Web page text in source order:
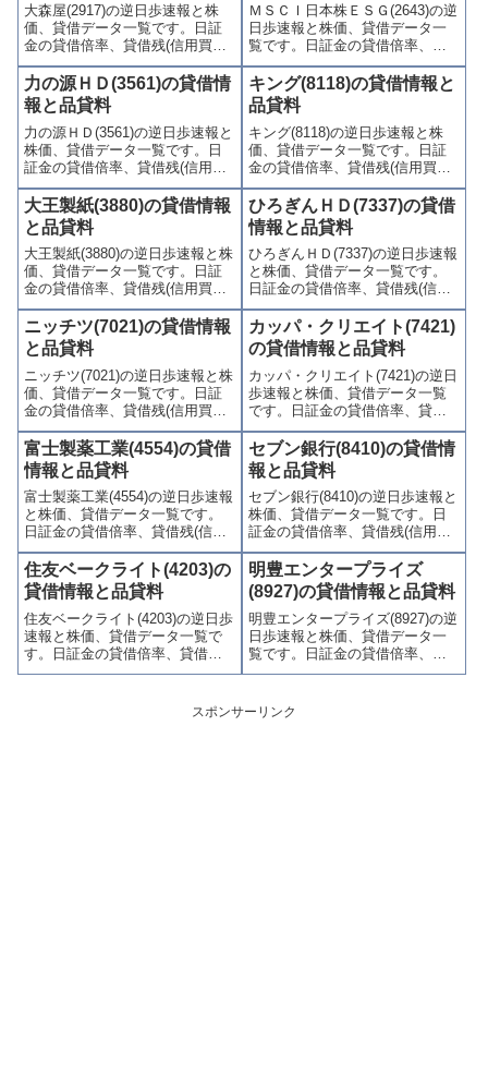
大森屋(2917)の逆日歩速報と株
価、貸借データ一覧です。日証
金の貸借倍率、貸借残(信用買
残、信用売残)、品貸料(逆日
歩)、東証の週末残高、規制(注意
喚起・申込停止)など、空売り関
連情報を集計し、図解でわかり
やすくまとめて掲載していま
す。
ＭＳＣＩ日本株ＥＳＧ(2643)の逆
日歩速報と株価、貸借データ一
覧です。日証金の貸借倍率、貸
借残(信用買残、信用売残)、品貸
料(逆日歩)、東証の週末残高、規
制(注意喚起・申込停止)など、空
売り関連情報を集計し、図解で
わかりやすくまとめて掲載して
います。
力の源ＨＤ(3561)の貸借情
報と品貸料
力の源ＨＤ(3561)の逆日歩速報と
株価、貸借データ一覧です。日
証金の貸借倍率、貸借残(信用買
残、信用売残)、品貸料(逆日
歩)、東証の週末残高、規制(注意
喚起・申込停止)など、空売り関
連情報を集計し、図解でわかり
やすくまとめて掲載していま
す。
キング(8118)の貸借情報と
品貸料
キング(8118)の逆日歩速報と株
価、貸借データ一覧です。日証
金の貸借倍率、貸借残(信用買
残、信用売残)、品貸料(逆日
歩)、東証の週末残高、規制(注意
喚起・申込停止)など、空売り関
連情報を集計し、図解でわかり
やすくまとめて掲載していま
す。
大王製紙(3880)の貸借情報
と品貸料
大王製紙(3880)の逆日歩速報と株
価、貸借データ一覧です。日証
金の貸借倍率、貸借残(信用買
残、信用売残)、品貸料(逆日
歩)、東証の週末残高、規制(注意
喚起・申込停止)など、空売り関
連情報を集計し、図解でわかり
やすくまとめて掲載していま
す。
ひろぎんＨＤ(7337)の貸借
情報と品貸料
ひろぎんＨＤ(7337)の逆日歩速報
と株価、貸借データ一覧です。
日証金の貸借倍率、貸借残(信用
買残、信用売残)、品貸料(逆日
歩)、東証の週末残高、規制(注意
喚起・申込停止)など、空売り関
連情報を集計し、図解でわかり
やすくまとめて掲載していま
す。
ニッチツ(7021)の貸借情報
と品貸料
ニッチツ(7021)の逆日歩速報と株
価、貸借データ一覧です。日証
金の貸借倍率、貸借残(信用買
残、信用売残)、品貸料(逆日
歩)、東証の週末残高、規制(注意
喚起・申込停止)など、空売り関
連情報を集計し、図解でわかり
やすくまとめて掲載していま
す。
カッパ・クリエイト(7421)
の貸借情報と品貸料
カッパ・クリエイト(7421)の逆日
歩速報と株価、貸借データ一覧
です。日証金の貸借倍率、貸借
残(信用買残、信用売残)、品貸料
(逆日歩)、東証の週末残高、規制
(注意喚起・申込停止)など、空売
り関連情報を集計し、図解でわ
かりやすくまとめて掲載してい
ます。
富士製薬工業(4554)の貸借
情報と品貸料
富士製薬工業(4554)の逆日歩速報
と株価、貸借データ一覧です。
日証金の貸借倍率、貸借残(信用
買残、信用売残)、品貸料(逆日
歩)、東証の週末残高、規制(注意
喚起・申込停止)など、空売り関
連情報を集計し、図解でわかり
やすくまとめて掲載していま
す。
セブン銀行(8410)の貸借情
報と品貸料
セブン銀行(8410)の逆日歩速報と
株価、貸借データ一覧です。日
証金の貸借倍率、貸借残(信用買
残、信用売残)、品貸料(逆日
歩)、東証の週末残高、規制(注意
喚起・申込停止)など、空売り関
連情報を集計し、図解でわかり
やすくまとめて掲載していま
す。
住友ベークライト(4203)の
貸借情報と品貸料
住友ベークライト(4203)の逆日歩
速報と株価、貸借データ一覧で
す。日証金の貸借倍率、貸借残
(信用買残、信用売残)、品貸料
(注意喚起・申込停止)など、空売
り関連情報を集計し、図解でわ
明豊エンタープライズ
(8927)の貸借情報と品貸料
明豊エンタープライズ(8927)の逆
日歩速報と株価、貸借データ一
覧です。日証金の貸借倍率、貸
借残(信用買残、信用売残)、品貸
制(注意喚起・申込停止)など、空
売り関連情報を集計し、図解で
スポンサーリンク